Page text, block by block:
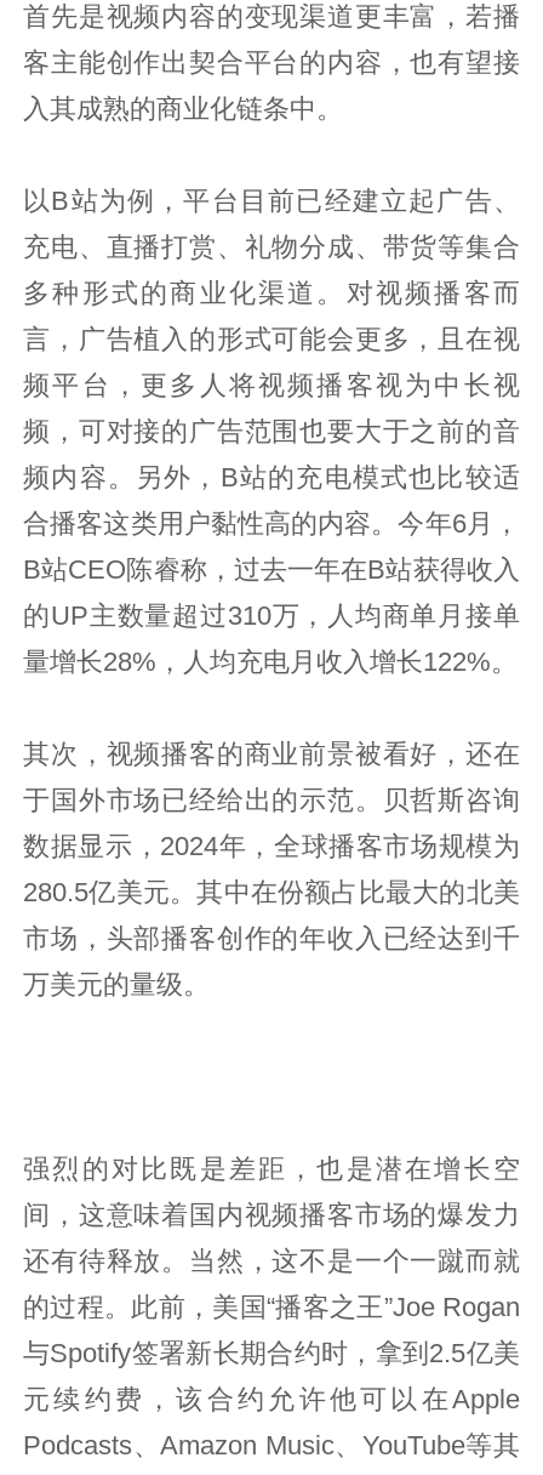
首先是视频内容的变现渠道更丰富，若播
客主能创作出契合平台的内容，也有望接
入其成熟的商业化链条中。
以B站为例，平台目前已经建立起广告、
充电、直播打赏、礼物分成、带货等集合
多种形式的商业化渠道。对视频播客而
言，广告植入的形式可能会更多，且在视
频平台，更多人将视频播客视为中长视
频，可对接的广告范围也要大于之前的音
频内容。另外，B站的充电模式也比较适
合播客这类用户黏性高的内容。今年6月，
B站CEO陈睿称，过去一年在B站获得收入
的UP主数量超过310万，人均商单月接单
量增长28%，人均充电月收入增长122%。
其次，视频播客的商业前景被看好，还在
于国外市场已经给出的示范。贝哲斯咨询
数据显示，2024年，全球播客市场规模为
280.5亿美元。其中在份额占比最大的北美
市场，头部播客创作的年收入已经达到千
万美元的量级。
强烈的对比既是差距，也是潜在增长空
间，这意味着国内视频播客市场的爆发力
还有待释放。当然，这不是一个一蹴而就
的过程。此前，美国“播客之王”Joe Rogan
与Spotify签署新长期合约时，拿到2.5亿美
元续约费，该合约允许他可以在Apple
Podcasts、Amazon Music、YouTube等其